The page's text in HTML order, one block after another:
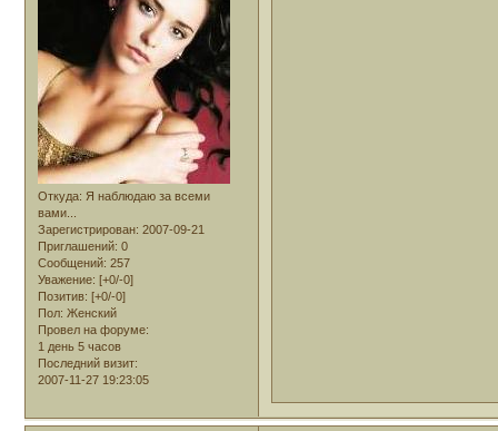
Откуда: Я наблюдаю за всеми
вами...
Зарегистрирован: 2007-09-21
Приглашений: 0
Сообщений: 257
Уважение: [+0/-0]
Позитив: [+0/-0]
Пол: Женский
Провел на форуме:
1 день 5 часов
Последний визит:
2007-11-27 19:23:05